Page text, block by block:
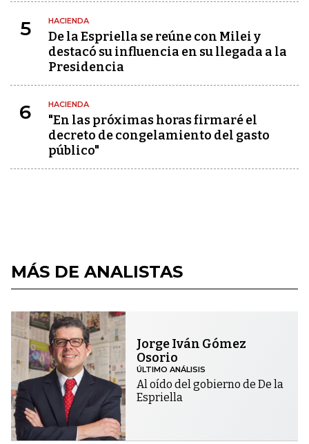
5 HACIENDA
De la Espriella se reúne con Milei y
destacó su influencia en su llegada a la
Presidencia
6 HACIENDA
"En las próximas horas firmaré el
decreto de congelamiento del gasto
público"
MÁS DE ANALISTAS
Jorge Iván Gómez
Osorio
ÚLTIMO ANÁLISIS
Al oído del gobierno de De la
Espriella